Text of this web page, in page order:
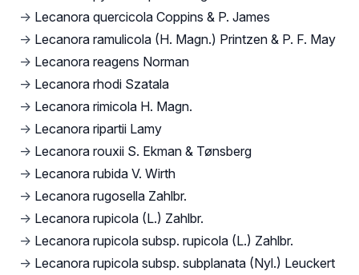
→ Lecanora quercicola Coppins & P. James
→ Lecanora ramulicola (H. Magn.) Printzen & P. F. May
→ Lecanora reagens Norman
→ Lecanora rhodi Szatala
→ Lecanora rimicola H. Magn.
→ Lecanora ripartii Lamy
→ Lecanora rouxii S. Ekman & Tønsberg
→ Lecanora rubida V. Wirth
→ Lecanora rugosella Zahlbr.
→ Lecanora rupicola (L.) Zahlbr.
→ Lecanora rupicola subsp. rupicola (L.) Zahlbr.
→ Lecanora rupicola subsp. subplanata (Nyl.) Leuckert